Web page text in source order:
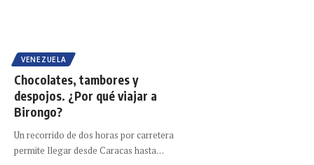
VENEZUELA
Chocolates, tambores y
despojos. ¿Por qué viajar a
Birongo?
Un recorrido de dos horas por carretera
permite llegar desde Caracas hasta…